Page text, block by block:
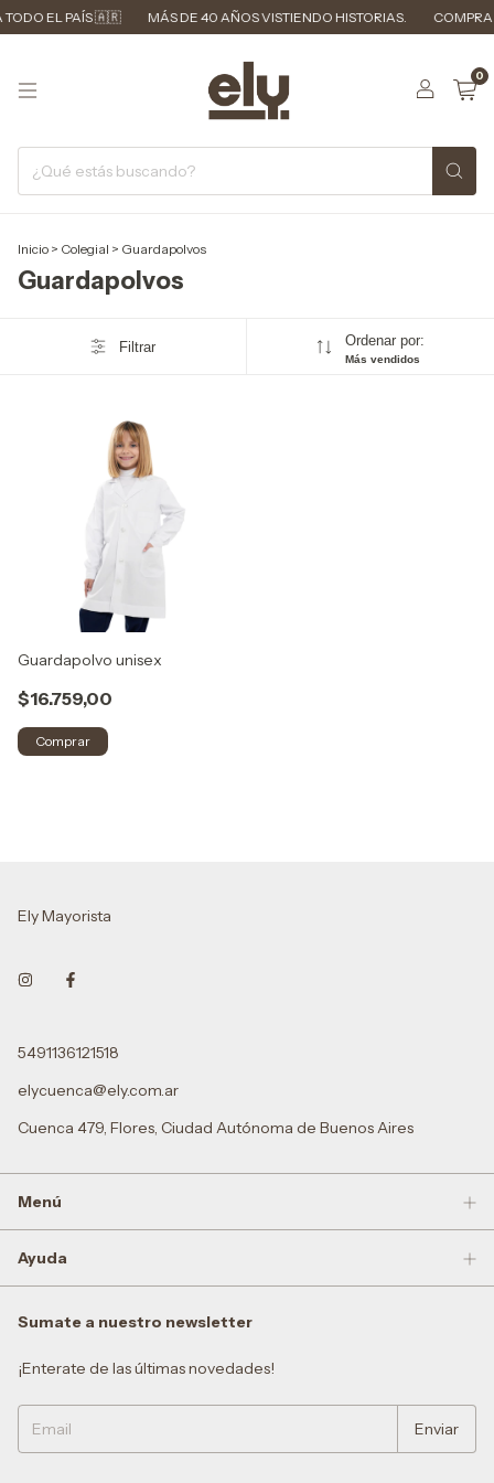
EL PAÍS 🇦🇷 MÁS DE 40 AÑOS VISTIENDO HISTORIAS.
0
Inicio > Colegial > Guardapolvos
Guardapolvos
Filtrar Ordenar por:
Más vendidos
Guardapolvo unisex
$16.759,00
Comprar
Ely Mayorista
5491136121518
elycuenca@ely.com.ar
Cuenca 479, Flores, Ciudad Autónoma de Buenos Aires
Menú
Ayuda
Sumate a nuestro newsletter
¡Enterate de las últimas novedades!